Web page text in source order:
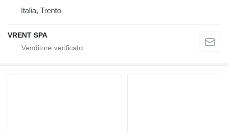
Italia, Trento
VRENT SPA